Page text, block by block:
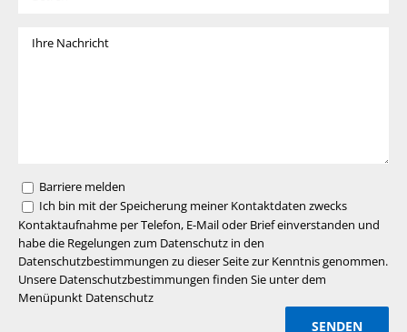
Barriere melden
Ich bin mit der Speicherung meiner Kontaktdaten zwecks
Kontaktaufnahme per Telefon, E-Mail oder Brief einverstanden und
habe die Regelungen zum Datenschutz in den
Datenschutzbestimmungen zu dieser Seite zur Kenntnis genommen.
Unsere Datenschutzbestimmungen finden Sie unter dem
Menüpunkt Datenschutz